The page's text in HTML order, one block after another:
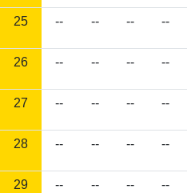
25 -- -- -- --
26 -- -- -- --
27 -- -- -- --
28 -- -- -- --
29 -- -- -- --